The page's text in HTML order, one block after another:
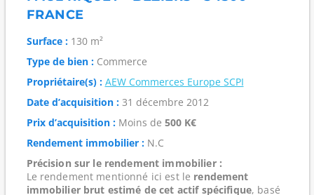
FRANCE
Surface :130 m²
Type de bien :Commerce
Propriétaire(s) : AEW Commerces Europe SCPI
Date d’acquisition :31 décembre 2012
Prix d’acquisition :Moins de 500 K€
Rendement immobilier :N.C
Précision sur le rendement immobilier :
Le rendement mentionné ici est le rendement
immobilier brut estimé de cet actif spécifique, basé